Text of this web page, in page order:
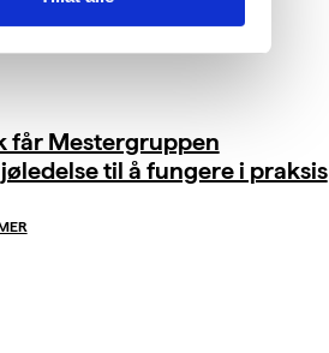
får Mestergruppen
til å fungere i praksis